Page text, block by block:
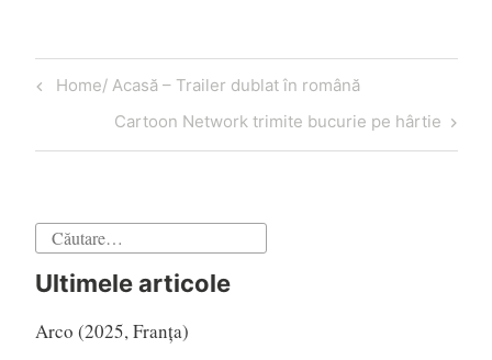
Navigare
articole
Articol
Home/ Acasă – Trailer dublat în română
Articol
următor
Cartoon Network trimite bucurie pe hârtie
Caută
Ultimele articole
Arco (2025, Franța)